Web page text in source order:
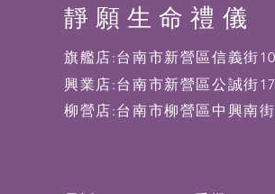
​靜願生命禮儀
旗艦店:台南市新營區信義街
興業店:台南市新營區公誠街
柳營店:台南市柳營區中興南